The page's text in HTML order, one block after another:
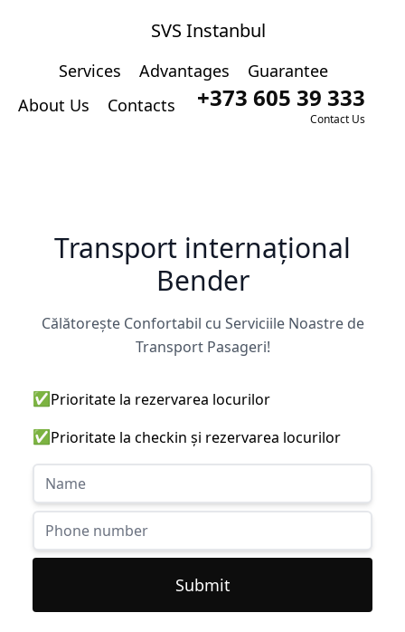
SVS Instanbul
Services Advantages
Guarantee
About Us
Contacts +373 605 39 333
Contact Us
Transport internațional
Bender
Călătorește Confortabil cu Serviciile Noastre de
Transport Pasageri!
✅Prioritate la rezervarea locurilor
✅Prioritate la checkin și rezervarea locurilor
Submit